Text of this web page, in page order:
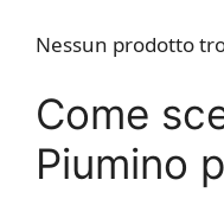
Nessun prodotto
Come
Piumino